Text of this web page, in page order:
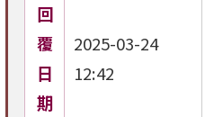
回
覆
日
期
2025-03-24
12:42